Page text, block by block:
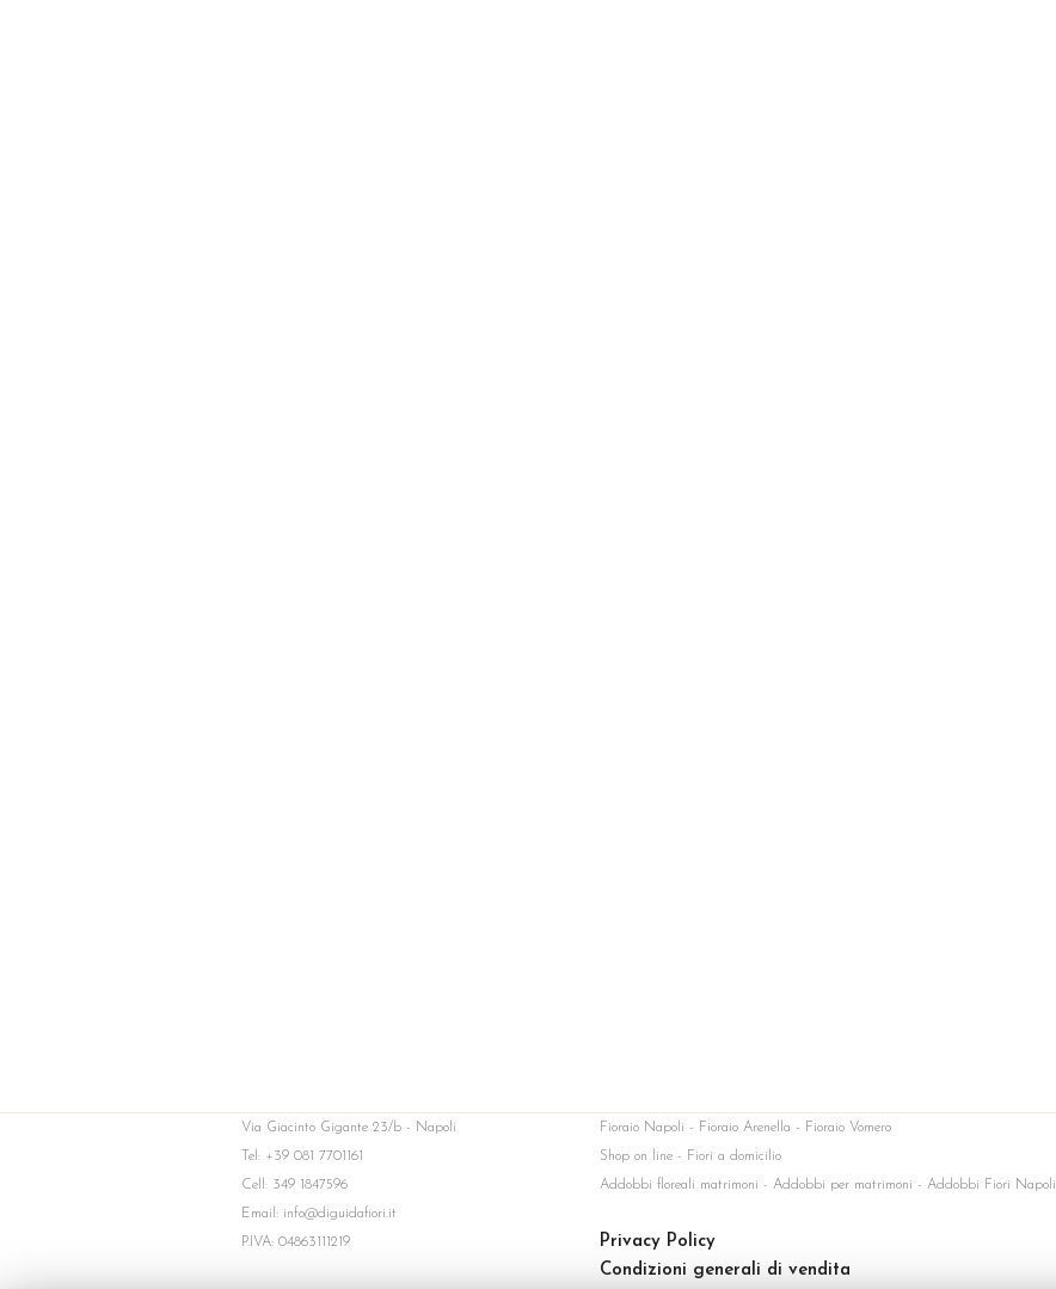
Via Giacinto Gigante 23/b - Napoli
Tel: +39 081 7701161
Cell: 349 1847596
Email: info@diguidafiori.it
P.IVA: 04863111219
Fioraio Napoli - Fioraio Arenella - Fioraio Vomero
Shop on line - Fiori a domicilio
Addobbi floreali matrimoni - Addobbi per matrimoni - Addobbi Fiori Napoli
Privacy Policy
Condizioni generali di vendita